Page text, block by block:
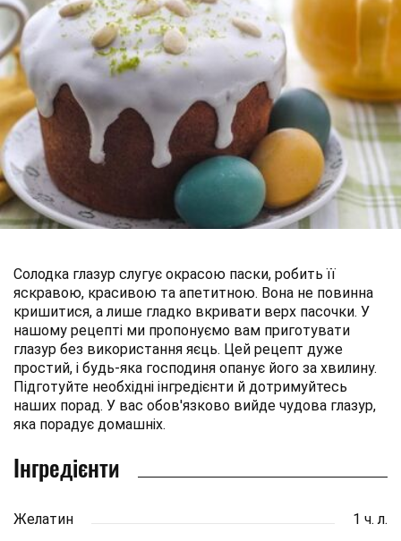
Солодка глазур слугує окрасою паски, робить її
яскравою, красивою та апетитною. Вона не повинна
кришитися, а лише гладко вкривати верх пасочки. У
нашому рецепті ми пропонуємо вам приготувати
глазур без використання яєць. Цей рецепт дуже
простий, і будь-яка господиня опанує його за хвилину.
Підготуйте необхідні інгредієнти й дотримуйтесь
наших порад. У вас обов'язково вийде чудова глазур,
яка порадує домашніх.
Інгредієнти
Желатин
1 ч. л.